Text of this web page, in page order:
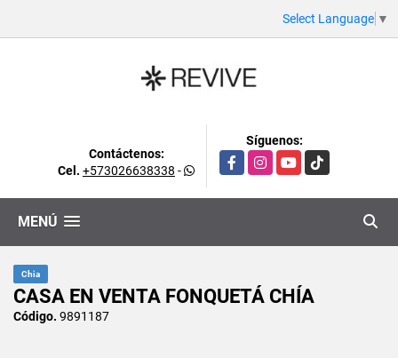
Select Language ▼
Contáctenos:
Cel. +573026638338 -
Síguenos:
FacebookInstagramYouTubeTikTok
MENÚ
Chia
CASA EN VENTA FONQUETÁ CHÍA
Código. 9891187